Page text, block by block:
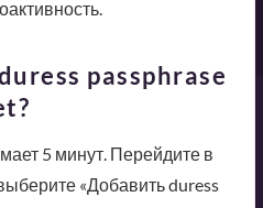
passphrase
5 минут. Перейдите в
«Добавить duress